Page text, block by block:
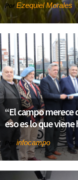
Por Ezequiel Morales
“El campo merece
eso es lo que
Por infocampo